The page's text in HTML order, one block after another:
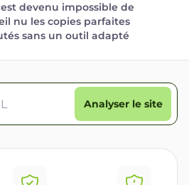
devenu impossible de
nu les copies parfaites
sans un outil adapté
Analyser le site